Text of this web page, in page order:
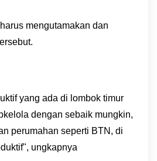
mengutamakan dan
yang ada di lombok timur
dengan sebaik mungkin,
perumahan seperti BTN, di
ungkapnya